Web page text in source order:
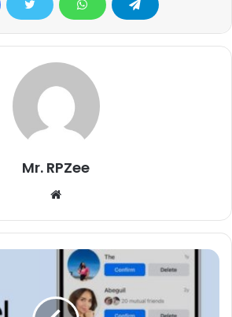
Mr. RPZee
Website